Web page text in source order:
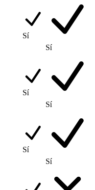
Sí
Sí
Sí
Sí
Sí
Sí